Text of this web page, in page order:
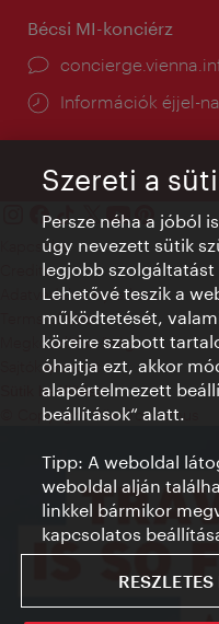
Bécsi MI-konciérz
Információk éjjel-
Kapcsolat
Credits
Adatvédelmi nyilatkozat
Terms of Use
Megközelíthetőség
Sajtókapcsolat
Sütik beállítása
© Copyright WienTourismus
Szereti a
Persze néha a jóból
úgy nevezett sütik
legjobb
Lehetővé teszik a
működtetését,
köreire szabott
óhajtja ezt, akkor
alapértelmezett
beállítások“ alatt.
Tipp: A weboldal
weboldal alján
linkkel bármikor
kapcsolatos